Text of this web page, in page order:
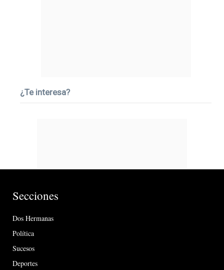
¿Te interesa?
Secciones
Dos Hermanas
Política
Sucesos
Deportes